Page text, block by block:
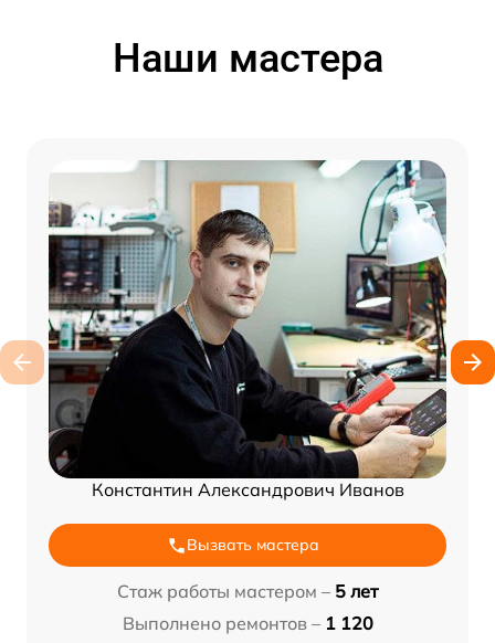
Наши мастера
Константин Александрович Иванов
Вызвать мастера
Стаж работы мастером – 5 лет
Выполнено ремонтов – 1 120